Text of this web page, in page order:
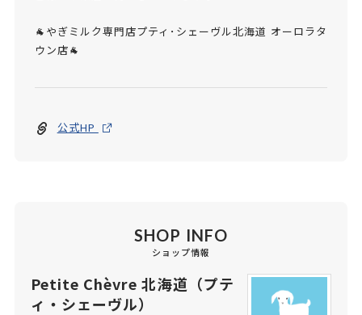
🐐やぎミルク専門店プティ･シェーヴル北海道 オーロラタ
ウン店🐐
公式HP
SHOP INFO
ショップ情報
Petite Chèvre 北海道（プテ
ィ・シェーヴル）